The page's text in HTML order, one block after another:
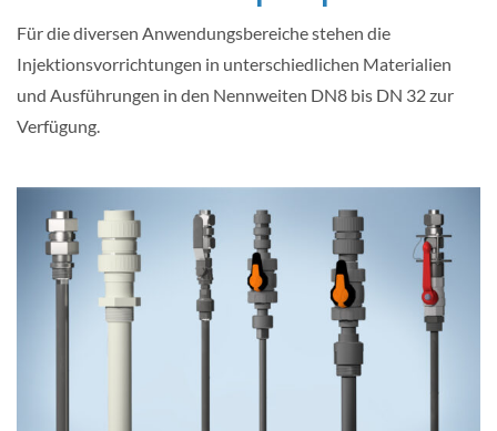
Branchen
Karriere
Deutsch
Für die diversen Anwendungsbereiche stehen die
Injektionsvorrichtungen in unterschiedlichen Materialien
und Ausführungen in den Nennweiten DN8 bis DN 32 zur
Verfügung.